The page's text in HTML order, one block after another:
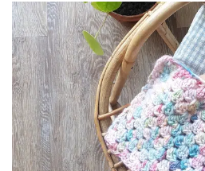
Post
Navigation